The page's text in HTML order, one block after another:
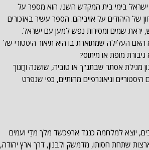
ישראל בימי בית המקדש השני. הוא מספר על
של היהודים על אויביהם. הספר עשיר באזכורים
יראת שמים ומסירות נפש למען עם ישראל.
האם העלילה שמתוארת בו היא תיאור היסטורי של
מופת או מיתוס?
מגילת אסתר שבתנ"ך או טוביה, שושנה וחֲנוך
וגיאוגרפיים מהותיים, כפי שנפרט
יוצא למלחמה כנגד ארפכשד מלך מדַי ועמים
שתחת חסותו, מדמשק ולבנון, דרך ארץ יהודה,